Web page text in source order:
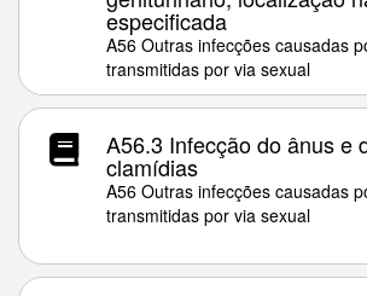
especificada
A56 Outras infecções causadas
transmitidas por via sexual
A56.3 Infecção do ânus e
clamídias
A56 Outras infecções causadas
transmitidas por via sexual